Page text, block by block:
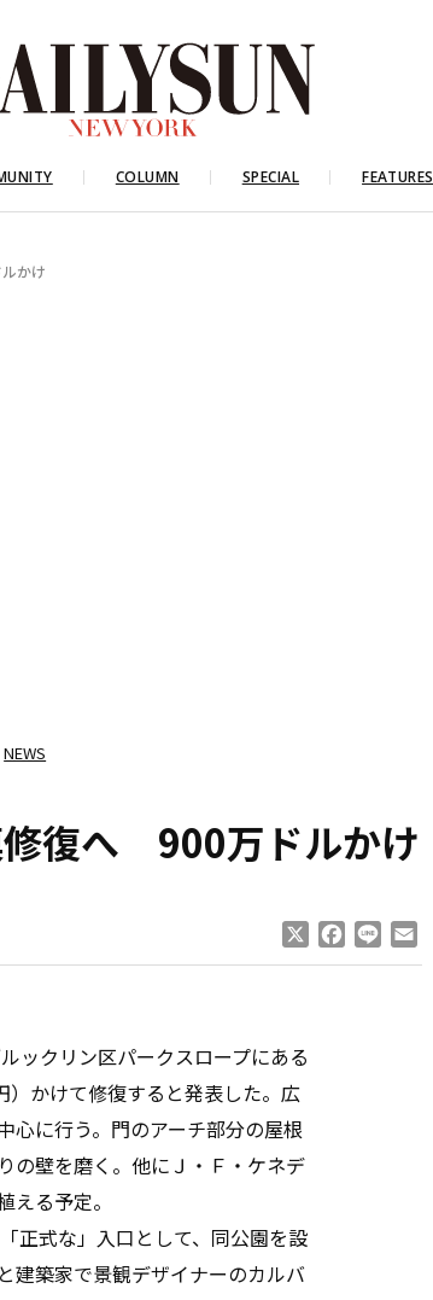
COLUMN SPECIAL FEATURES
かけ
NEWS
修復へ 900万ドルかけ
Facebook
Line
ックリン区パークスロープにある
かけて修復すると発表した。広
心に行う。門のアーチ部分の屋根
の壁を磨く。他にＪ・Ｆ・ケネデ
る予定。
正式な」入口として、同公園を設
建築家で景観デザイナーのカルバ